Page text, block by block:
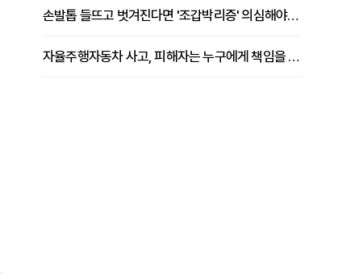
손발톱 들뜨고 벗겨진다면 '조갑박리증' 의심해야 [김철윤 원장 칼럼]
자율주행자동차 사고, 피해자는 누구에게 책임을 물을 수 있을까